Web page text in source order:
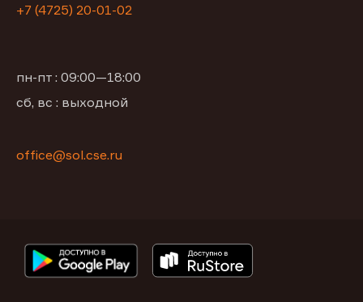
+7 (4725) 20-01-02
пн-пт : 09:00—18:00
сб, вс : выходной
office@sol.cse.ru